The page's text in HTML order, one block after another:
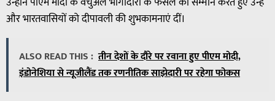
और भारतवासियों को दीपावली की शुभकामनाएं दीं।
ALSO READ THIS : तीन देशों के दौरे पर रवाना हुए पीएम मोदी,
इंडोनेशिया से न्यूजीलैंड तक रणनीतिक साझेदारी पर रहेगा फोकस